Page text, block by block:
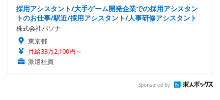
採用アシスタント/大手ゲーム開発企業での採用アシスタン
トのお仕事/駅近/採用アシスタント/人事研修アシスタント
株式会社パソナ
東京都
月給33万2,100円～
派遣社員
Sponsored by